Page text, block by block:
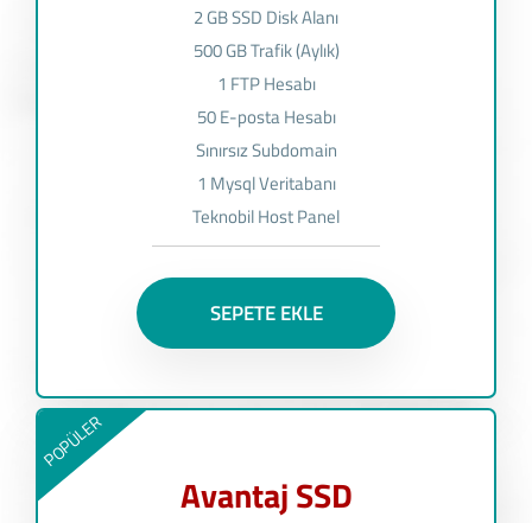
2 GB SSD Disk Alanı
500 GB Trafik (Aylık)
1 FTP Hesabı
50 E-posta Hesabı
Sınırsız Subdomain
1 Mysql Veritabanı
Teknobil Host Panel
SEPETE EKLE
POPÜLER
Avantaj SSD